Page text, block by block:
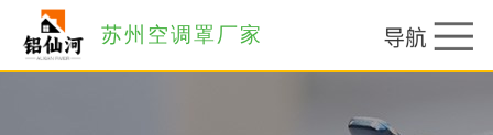
苏州空调罩厂家